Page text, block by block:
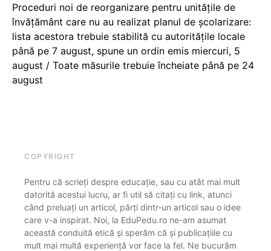
Proceduri noi de reorganizare pentru unitățile de
învățământ care nu au realizat planul de școlarizare:
lista acestora trebuie stabilită cu autoritățile locale
până pe 7 august, spune un ordin emis miercuri, 5
august / Toate măsurile trebuie încheiate până pe 24
august
COPYRIGHT
Pentru că scrieți despre educație, sau cu atât mai mult
datorită acestui lucru, ar fi util să citați cu link, atunci
când preluați un articol, părți dintr-un articol sau o idee
care v-a inspirat. Noi, la EduPedu.ro ne-am asumat
această conduită etică și sperăm că și publicațiile cu
mult mai multă experiență vor face la fel. Ne bucurăm